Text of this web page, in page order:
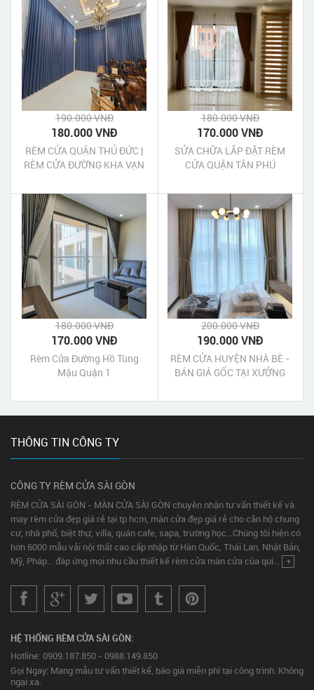
190.000 VNĐ
180.000 VNĐ
RÈM CỬA QUẬN THỦ ĐỨC |
RÈM CỬA ĐƯỜNG KHA VẠN
180.000 VNĐ
170.000 VNĐ
SỬA CHỮA LẮP ĐẶT RÈM
CỬA QUẬN TÂN PHÚ
180.000 VNĐ
170.000 VNĐ
Rèm Cửa Đường Hồ Tùng
Mậu Quận 1
200.000 VNĐ
190.000 VNĐ
RÈM CỬA HUYỆN NHÀ BÈ -
BÁN GIÁ GỐC TẠI XƯỞNG
THÔNG TIN CÔNG TY
CÔNG TY RÈM CỬA SÀI GÒN
RÈM CỬA SÀI GÒN - MÀN CỬA SÀI GÒN chuyên nhận tư vấn thiết kế và
may rèm cửa đẹp giá rẻ tại tp hcm, màn cửa đẹp giá rẻ cho căn hộ chung
cư, nhà phố, biệt thự, villa, quán cafe, sapa, trường học...Chúng tôi hiện có
hơn 6000 mẫu vải nội thất cao cấp nhập từ Hàn Quốc, Thái Lan, Nhật Bản,
Mỹ, Pháp... đáp ứng mọi nhu cầu thiết kế rèm cửa màn cửa của quí... +
HỆ THỐNG RÈM CỬA SÀI GÒN:
Hotline: 0909.187.850 - 0988.149.850
Gọi Ngay: Mang mẫu tư vấn thiết kế, báo giá miễn phí tại công trình. Không
ngại xa.